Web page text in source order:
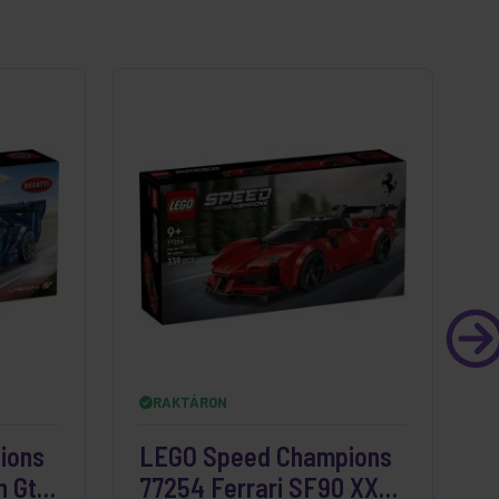
Gt
RAKTÁRON
LEGO Speed Champions
77254 Ferrari SF90 XX